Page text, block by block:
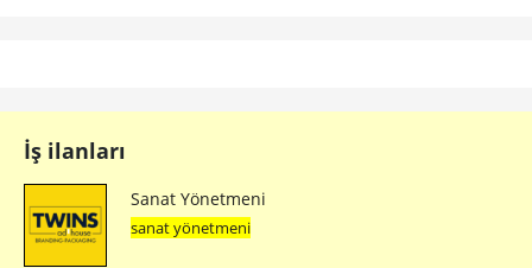
İş ilanları
Sanat Yönetmeni
sanat yönetmeni